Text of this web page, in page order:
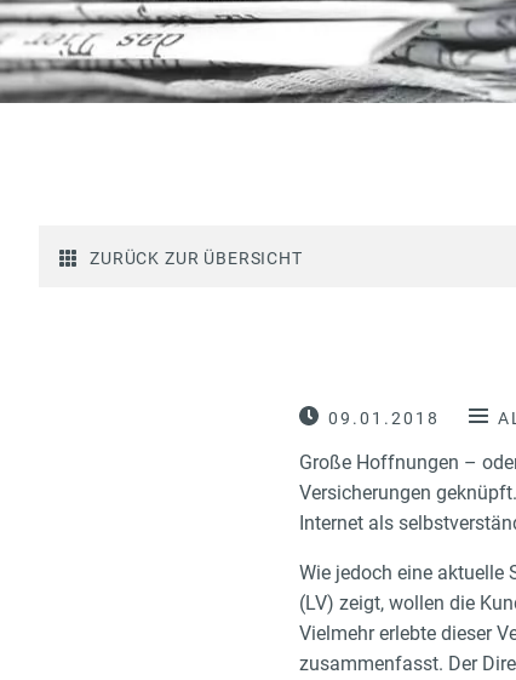
ZURÜCK ZUR ÜBERSICHT
09.01.2018
Große Hoffnungen –
Versicherungen
Internet als
Wie jedoch eine aktuelle
(LV) zeigt, wollen die
Vielmehr erlebte dieser
zusammenfasst. Der